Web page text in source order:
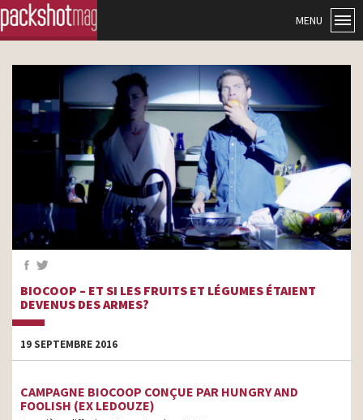
MENU
BIOCOOP – ET SI LES FRUITS ET LÉGUMES ÉTAIENT
DEVENUS DES ARMES?
19 SEPTEMBRE 2016
CAMPAGNE BIOCOOP CONÇUE PAR HUNGRY AND
FOOLISH (EX LEDOUZE)